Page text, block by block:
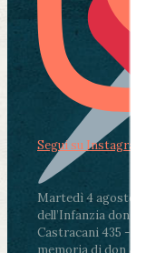
Martedì 4
dell’Infanzia don
Castracani 435 -
memoria di don
Segui su Instagram